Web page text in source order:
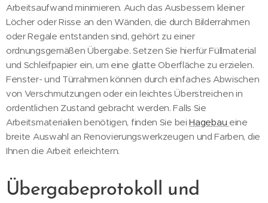
Arbeitsaufwand minimieren. Auch das Ausbessern kleiner
Löcher oder Risse an den Wänden, die durch Bilderrahmen
oder Regale entstanden sind, gehört zu einer
ordnungsgemäßen Übergabe. Setzen Sie hierfür Füllmaterial
und Schleifpapier ein, um eine glatte Oberfläche zu erzielen.
Fenster- und Türrahmen können durch einfaches Abwischen
von Verschmutzungen oder ein leichtes Überstreichen in
ordentlichen Zustand gebracht werden. Falls Sie
Arbeitsmaterialien benötigen, finden Sie beiHagebau eine
breite Auswahl an Renovierungswerkzeugen und Farben, die
Ihnen die Arbeit erleichtern.
Übergabeprotokoll und